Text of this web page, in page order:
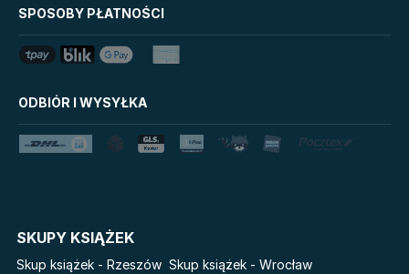
Grzeszni Miliarderzy
Uniwersum Reina Roja
Królestwo kłamstw
Lato
Tim Marshall on
Star Wars Darth Vader
Pamiętniki Wampirów
Światy Pilipiuka
SPOSOBY PŁATNOŚCI
ODBIÓR I WYSYŁKA
SKUPY KSIĄŻEK
Skup książek - Rzeszów Skup książek - Wrocław